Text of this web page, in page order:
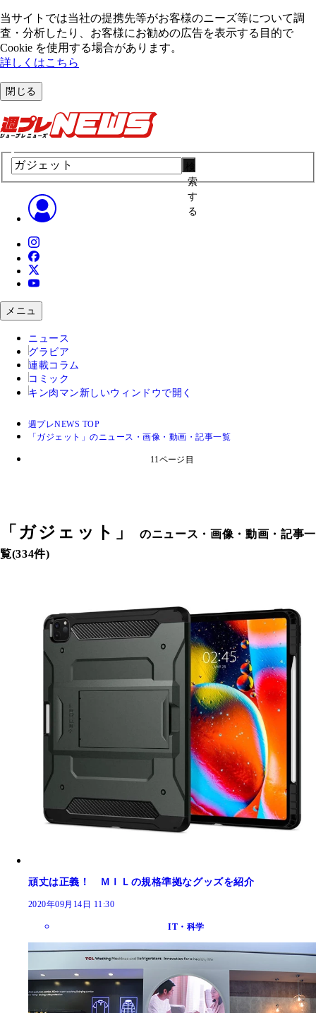
当サイトでは当社の提携先等がお客様のニーズ等について調
査・分析したり、お客様にお勧めの広告を表⽰する⽬的で
Cookie を使⽤する場合があります。
詳しくはこちら
閉じる
索
す
る
メニュ
ニュース
グラビア
連載コラム
コミック
キン肉マン 新しいウィンドウで開く
週プレNEWS TOP
「ガジェット」のニュース・画像・動画・記事一覧
11ページ目
「 ガジェット 」のニュース・画像・動画・記事一
覧(334件)
頑丈は正義！ ＭＩＬの規格準拠なグッズを紹介
2020年09月14日 11:30
IT・科学